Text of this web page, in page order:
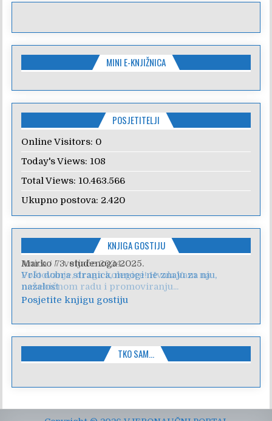
MINI E-KNJIŽNICA
POSJETITELJI
Online Visitors: 0
Today's Views: 108
Total Views: 10.463.566
Ukupno postova: 2.420
KNJIGA GOSTIJU
Anica/7. veljače 2024.
Poštovanje, draga kolegice! Hvala Vam na
nesebičnom radu i promoviranju...
Posjetite knjigu gostiju
TKO SAM…